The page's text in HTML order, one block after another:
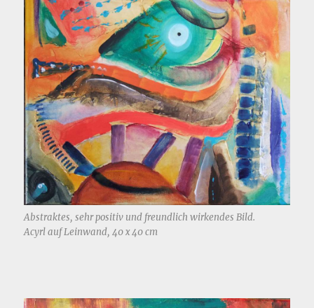
Abstraktes, sehr positiv und freundlich wirkendes Bild.
Acyrl auf Leinwand, 40 x 40 cm